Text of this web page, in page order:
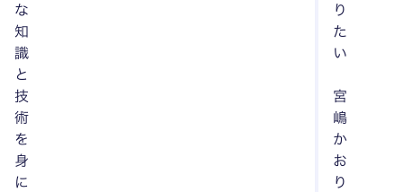
な
知
識
と
技
術
を
身
に
り
た
い
宮
嶋
か
お
り